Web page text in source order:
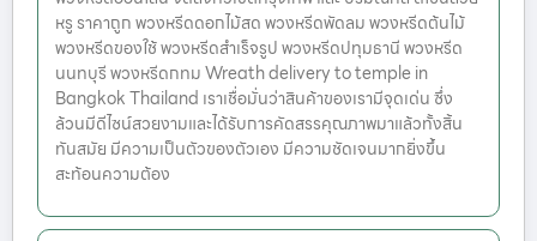
หรู ราคาถูก พวงหรีดดอกไม้สด พวงหรีดพัดลม พวงหรีดต้นไม้
พวงหรีดของใช้ พวงหรีดสำเร็จรูป พวงหรีดปทุมธานี พวงหรีด
นนทบุรี พวงหรีดกทม Wreath delivery to temple in
Bangkok Thailand เราเชื่อมั่นว่าสินค้าของเรามีจุดเด่น ซึ่ง
ล้วนมีดีไซน์สวยงามและได้รับการคัดสรรคุณภาพมาแล้วทั้งสิ้น
ทันสมัย มีความเป็นตัวของตัวเอง มีความชัดเจนมากยิ่งขึ้น
สะท้อนความต้อง